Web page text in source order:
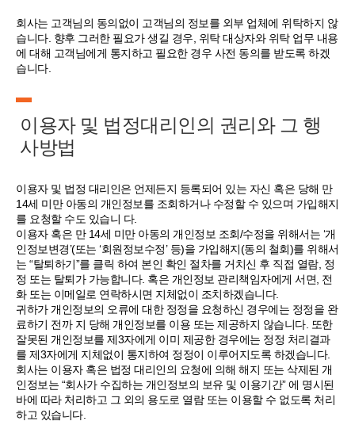
회사는 고객님의 동의없이 고객님의 정보를 외부 업체에 위탁하지 않
습니다. 향후 그러한 필요가 생길 경우, 위탁 대상자와 위탁 업무 내용
에 대해 고객님에게 통지하고 필요한 경우 사전 동의를 받도록 하겠
습니다.
이용자 및 법정대리인의 권리와 그 행
사방법
이용자 및 법정 대리인은 언제든지 등록되어 있는 자신 혹은 당해 만
14세 미만 아동의 개인정보를 조회하거나 수정할 수 있으며 가입해지
를 요청할 수도 있습니 다.
이용자 혹은 만 14세 미만 아동의 개인정보 조회/수정을 위해서는 ‘개
인정보변경’(또는 ‘회원정보수정’ 등)을 가입해지(동의 철회)를 위해서
는 “탈퇴하기”를 클릭 하여 본인 확인 절차를 거치신 후 직접 열람, 정
정 또는 탈퇴가 가능합니다. 혹은 개인정보 관리책임자에게 서면, 전
화 또는 이메일로 연락하시면 지체없이 조치하겠습니다.
귀하가 개인정보의 오류에 대한 정정을 요청하신 경우에는 정정을 완
료하기 전까 지 당해 개인정보를 이용 또는 제공하지 않습니다. 또한
잘못된 개인정보를 제3자에게 이미 제공한 경우에는 정정 처리결과
를 제3자에게 지체없이 통지하여 정정이 이루어지도록 하겠습니다.
회사는 이용자 혹은 법정 대리인의 요청에 의해 해지 또는 삭제된 개
인정보는 “회사가 수집하는 개인정보의 보유 및 이용기간” 에 명시된
바에 따라 처리하고 그 외의 용도로 열람 또는 이용할 수 없도록 처리
하고 있습니다.